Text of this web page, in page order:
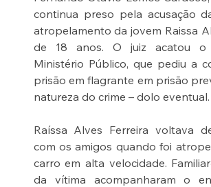
continua preso pela acusação
atropelamento da jovem Raissa
de 18 anos. O juiz acatou o
Ministério Público, que pediu a
prisão em flagrante em prisão
natureza do crime – dolo eventual.
Raíssa Alves Ferreira voltava
com os amigos quando foi
carro em alta velocidade.
da vítima acompanharam o